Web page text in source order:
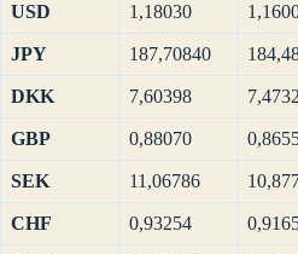
USD 1,18030
JPY 187,70840
DKK 7,60398
GBP 0,88070
SEK 11,06786
CHF 0,93254